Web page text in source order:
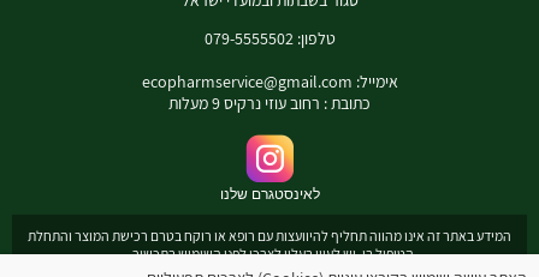
טלפון: 079-5555502
אימייל: ecopharmservice@gmail.com
כתובת : רחוב עוזי נרקיס 9 מעלות
לאינסטגרם שלנו
המידע באתר זה אינו מהווה תחליף להיוועצות עם רופא או רוקח בטרם רכישת המוצר והתחלת
הטיפול בו. יש לעיין בעלון לצרכן לפני השימוש בתכשיר .
מומלץ להיוועץ עם רוקח בכל הנוגע למטרות ואופן השימוש , תופעות לוואי ואינטראקציה עם